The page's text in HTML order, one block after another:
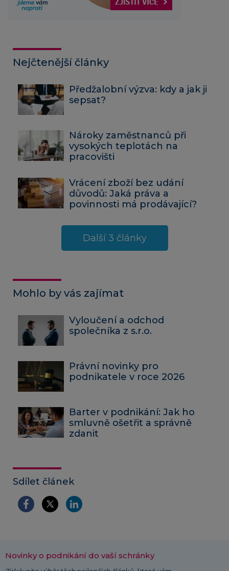
Nejčtenější články
Předžalobní výzva: kdy a jak ji
sepsat?
Nároky zaměstnanců při
vysokých teplotách na
pracovišti
Vrácení zboží bez udání
důvodů: Jaká práva a
povinnosti má prodávající?
Další 3 články
Mohlo by vás zajímat
Vyloučení a odchod
společníka z s.r.o.
Právní novinky pro
podnikatele v roce 2026
Barter v podnikání: Jak ho
smluvně ošetřit a správně
zdanit
Sdílet článek
Novinky o podnikání do vaší schránky